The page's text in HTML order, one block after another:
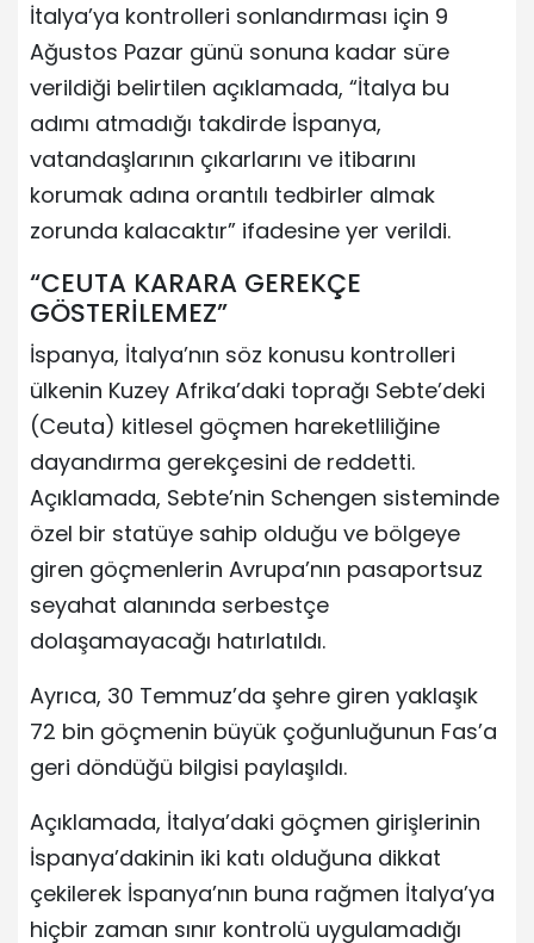
İtalya’ya kontrolleri sonlandırması için 9
Ağustos Pazar günü sonuna kadar süre
verildiği belirtilen açıklamada, “İtalya bu
adımı atmadığı takdirde İspanya,
vatandaşlarının çıkarlarını ve itibarını
korumak adına orantılı tedbirler almak
zorunda kalacaktır” ifadesine yer verildi.
“CEUTA KARARA GEREKÇE
GÖSTERİLEMEZ”
İspanya, İtalya’nın söz konusu kontrolleri
ülkenin Kuzey Afrika’daki toprağı Sebte’deki
(Ceuta) kitlesel göçmen hareketliliğine
dayandırma gerekçesini de reddetti.
Açıklamada, Sebte’nin Schengen sisteminde
özel bir statüye sahip olduğu ve bölgeye
giren göçmenlerin Avrupa’nın pasaportsuz
seyahat alanında serbestçe
dolaşamayacağı hatırlatıldı.
Ayrıca, 30 Temmuz’da şehre giren yaklaşık
72 bin göçmenin büyük çoğunluğunun Fas’a
geri döndüğü bilgisi paylaşıldı.
Açıklamada, İtalya’daki göçmen girişlerinin
İspanya’dakinin iki katı olduğuna dikkat
çekilerek İspanya’nın buna rağmen İtalya’ya
hiçbir zaman sınır kontrolü uygulamadığı